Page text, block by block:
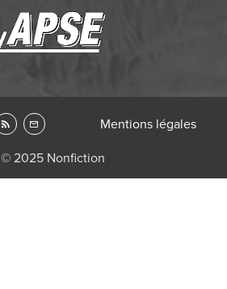
© 2025 Nonfiction
Mentions légales